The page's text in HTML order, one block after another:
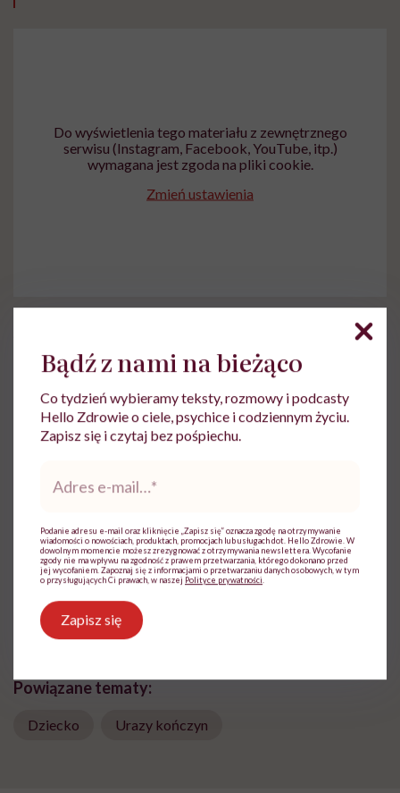
Do wyświetlenia tego materiału z zewnętrznego
serwisu (Instagram, Facebook, YouTube, itp.)
wymagana jest zgoda na pliki cookie.
Zmień ustawienia
Aleksandra Tchórzewska
Z wykształcenia nauczycielka języka
Zobacz profil
Udostępnij
Powiązane tematy:
Dziecko Urazy kończyn
Bądź z nami na bieżąco
Co tydzień wybieramy teksty, rozmowy i podcasty
Hello Zdrowie o ciele, psychice i codziennym życiu.
Zapisz się i czytaj bez pośpiechu.
mail*
Podanie adresu e-mail oraz kliknięcie „Zapisz się” oznacza zgodę na otrzymywanie
wiadomości o nowościach, produktach, promocjach lub usługach dot. Hello Zdrowie. W
dowolnym momencie możesz zrezygnować z otrzymywania newslettera. Wycofanie
zgody nie ma wpływu na zgodność z prawem przetwarzania, którego dokonano przed
jej wycofaniem. Zapoznaj się z informacjami o przetwarzaniu danych osobowych, w tym
o przysługujących Ci prawach, w naszej Polityce prywatności
Zapisz się